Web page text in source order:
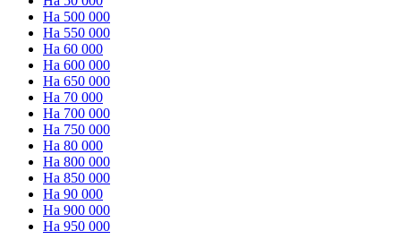
На 500 000
На 550 000
На 60 000
На 600 000
На 650 000
На 70 000
На 700 000
На 750 000
На 80 000
На 800 000
На 850 000
На 90 000
На 900 000
На 950 000